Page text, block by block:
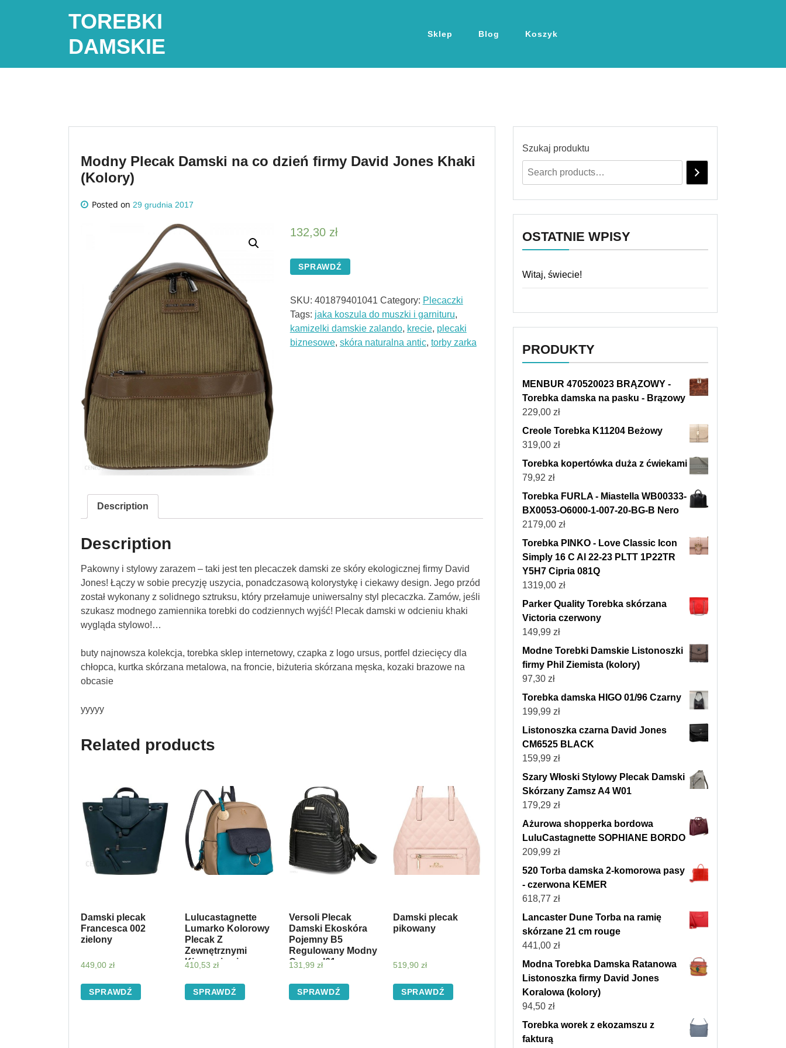
TOREBKI
DAMSKIE
Sklep Blog Koszyk
Modny Plecak Damski na co dzień firmy David Jones Khaki
(Kolory)
Posted on 29 grudnia 2017
132,30 zł
SPRAWDŹ
SKU: 401879401041 Category: Plecaczki
Tags: jaka koszula do muszki i garnituru,
kamizelki damskie zalando, krecie, plecaki
biznesowe, skóra naturalna antic, torby zarka
Description
Description
Pakowny i stylowy zarazem – taki jest ten plecaczek damski ze skóry ekologicznej firmy David
Jones! Łączy w sobie precyzję uszycia, ponadczasową kolorystykę i ciekawy design. Jego przód
został wykonany z solidnego sztruksu, który przełamuje uniwersalny styl plecaczka. Zamów, jeśli
szukasz modnego zamiennika torebki do codziennych wyjść! Plecak damski w odcieniu khaki
wygląda stylowo!…
buty najnowsza kolekcja, torebka sklep internetowy, czapka z logo ursus, portfel dziecięcy dla
chłopca, kurtka skórzana metalowa, na froncie, biżuteria skórzana męska, kozaki brazowe na
obcasie
yyyyy
Related products
Damski plecak
Francesca 002
zielony
449,00 zł
SPRAWDŹ
Lulucastagnette
Lumarko Kolorowy
Plecak Z
Zewnętrznymi
Kieszeniami
410,53 zł
SPRAWDŹ
Versoli Plecak
Damski Ekoskóra
Pojemny B5
Regulowany Modny
Czarny I61
131,99 zł
SPRAWDŹ
Damski plecak
pikowany
519,90 zł
SPRAWDŹ
Szukaj produktu
OSTATNIE WPISY
Witaj, świecie!
PRODUKTY
MENBUR 470520023 BRĄZOWY -
Torebka damska na pasku - Brązowy
229,00 zł
Creole Torebka K11204 Beżowy
319,00 zł
Torebka kopertówka duża z ćwiekami
79,92 zł
Torebka FURLA - Miastella WB00333-
BX0053-O6000-1-007-20-BG-B Nero
2179,00 zł
Torebka PINKO - Love Classic Icon
Simply 16 C Al 22-23 PLTT 1P22TR
Y5H7 Cipria 081Q
1319,00 zł
Parker Quality Torebka skórzana
Victoria czerwony
149,99 zł
Modne Torebki Damskie Listonoszki
firmy Phil Ziemista (kolory)
97,30 zł
Torebka damska HIGO 01/96 Czarny
199,99 zł
Listonoszka czarna David Jones
CM6525 BLACK
159,99 zł
Szary Włoski Stylowy Plecak Damski
Skórzany Zamsz A4 W01
179,29 zł
Ażurowa shopperka bordowa
LuluCastagnette SOPHIANE BORDO
209,99 zł
520 Torba damska 2-komorowa pasy
- czerwona KEMER
618,77 zł
Lancaster Dune Torba na ramię
skórzane 21 cm rouge
441,00 zł
Modna Torebka Damska Ratanowa
Listonoszka firmy David Jones
Koralowa (kolory)
94,50 zł
Torebka worek z ekozamszu z
fakturą